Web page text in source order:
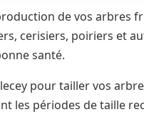
de vos arbres
cerisiers, poiriers et
santé.
pour tailler vos
les périodes de taille